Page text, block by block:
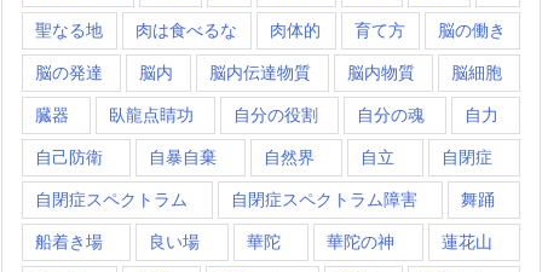
聖なる地 肉は食べるな 肉体的 育て方 脳の働き
脳の発達 脳内 脳内伝達物質 脳内物質 脳細胞
臓器 臥龍点睛功 自分の役割 自分の魂 自力
自己防衛 自暴自棄 自然界 自立 自閉症
自閉症スペクトラム 自閉症スペクトラム障害 舞踊
船着き場 良い場 華陀 華陀の神 蓮花山